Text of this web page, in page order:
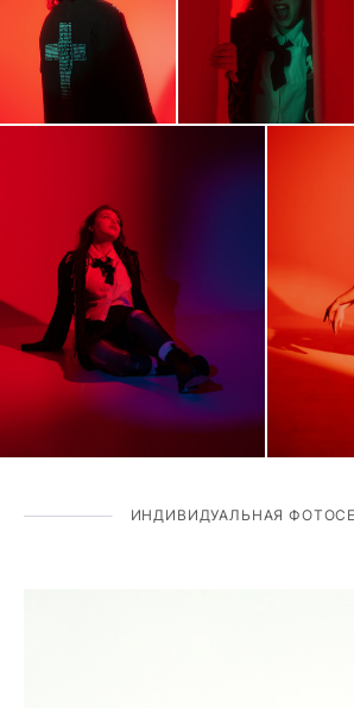
ИНДИВИДУАЛЬНАЯ